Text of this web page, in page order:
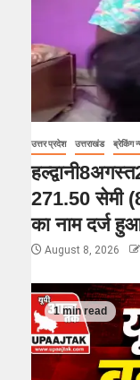
उत्तर प्रदेश उत्तराखंड ब्रेकिंग
271.50 सेमी
का नाम दर्ज
August 8, 2026
1 min read